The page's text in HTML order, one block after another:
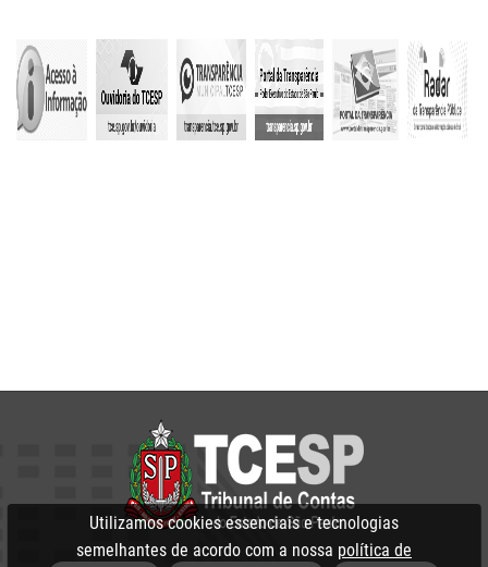
Utilizamos cookies essenciais e tecnologias
semelhantes de acordo com a nossa política de